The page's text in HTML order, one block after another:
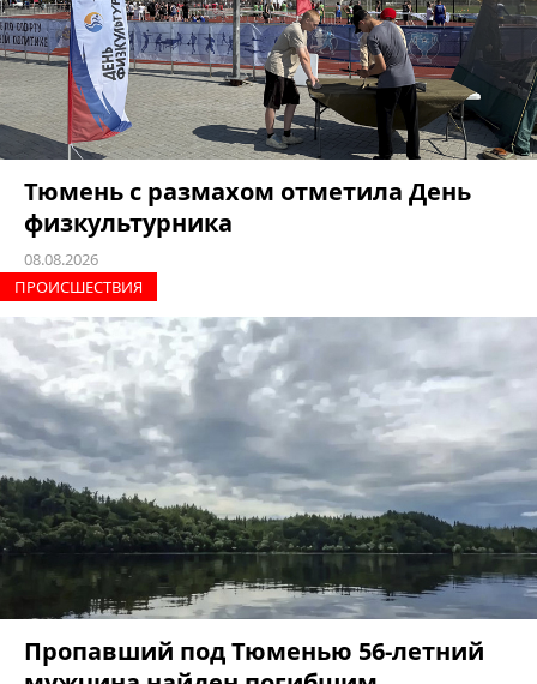
Тюмень с размахом отметила День
физкультурника
08.08.2026
ПРОИCШЕСТВИЯ
Пропавший под Тюменью 56-летний